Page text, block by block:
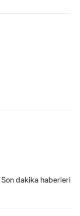
Son dakika haberleri